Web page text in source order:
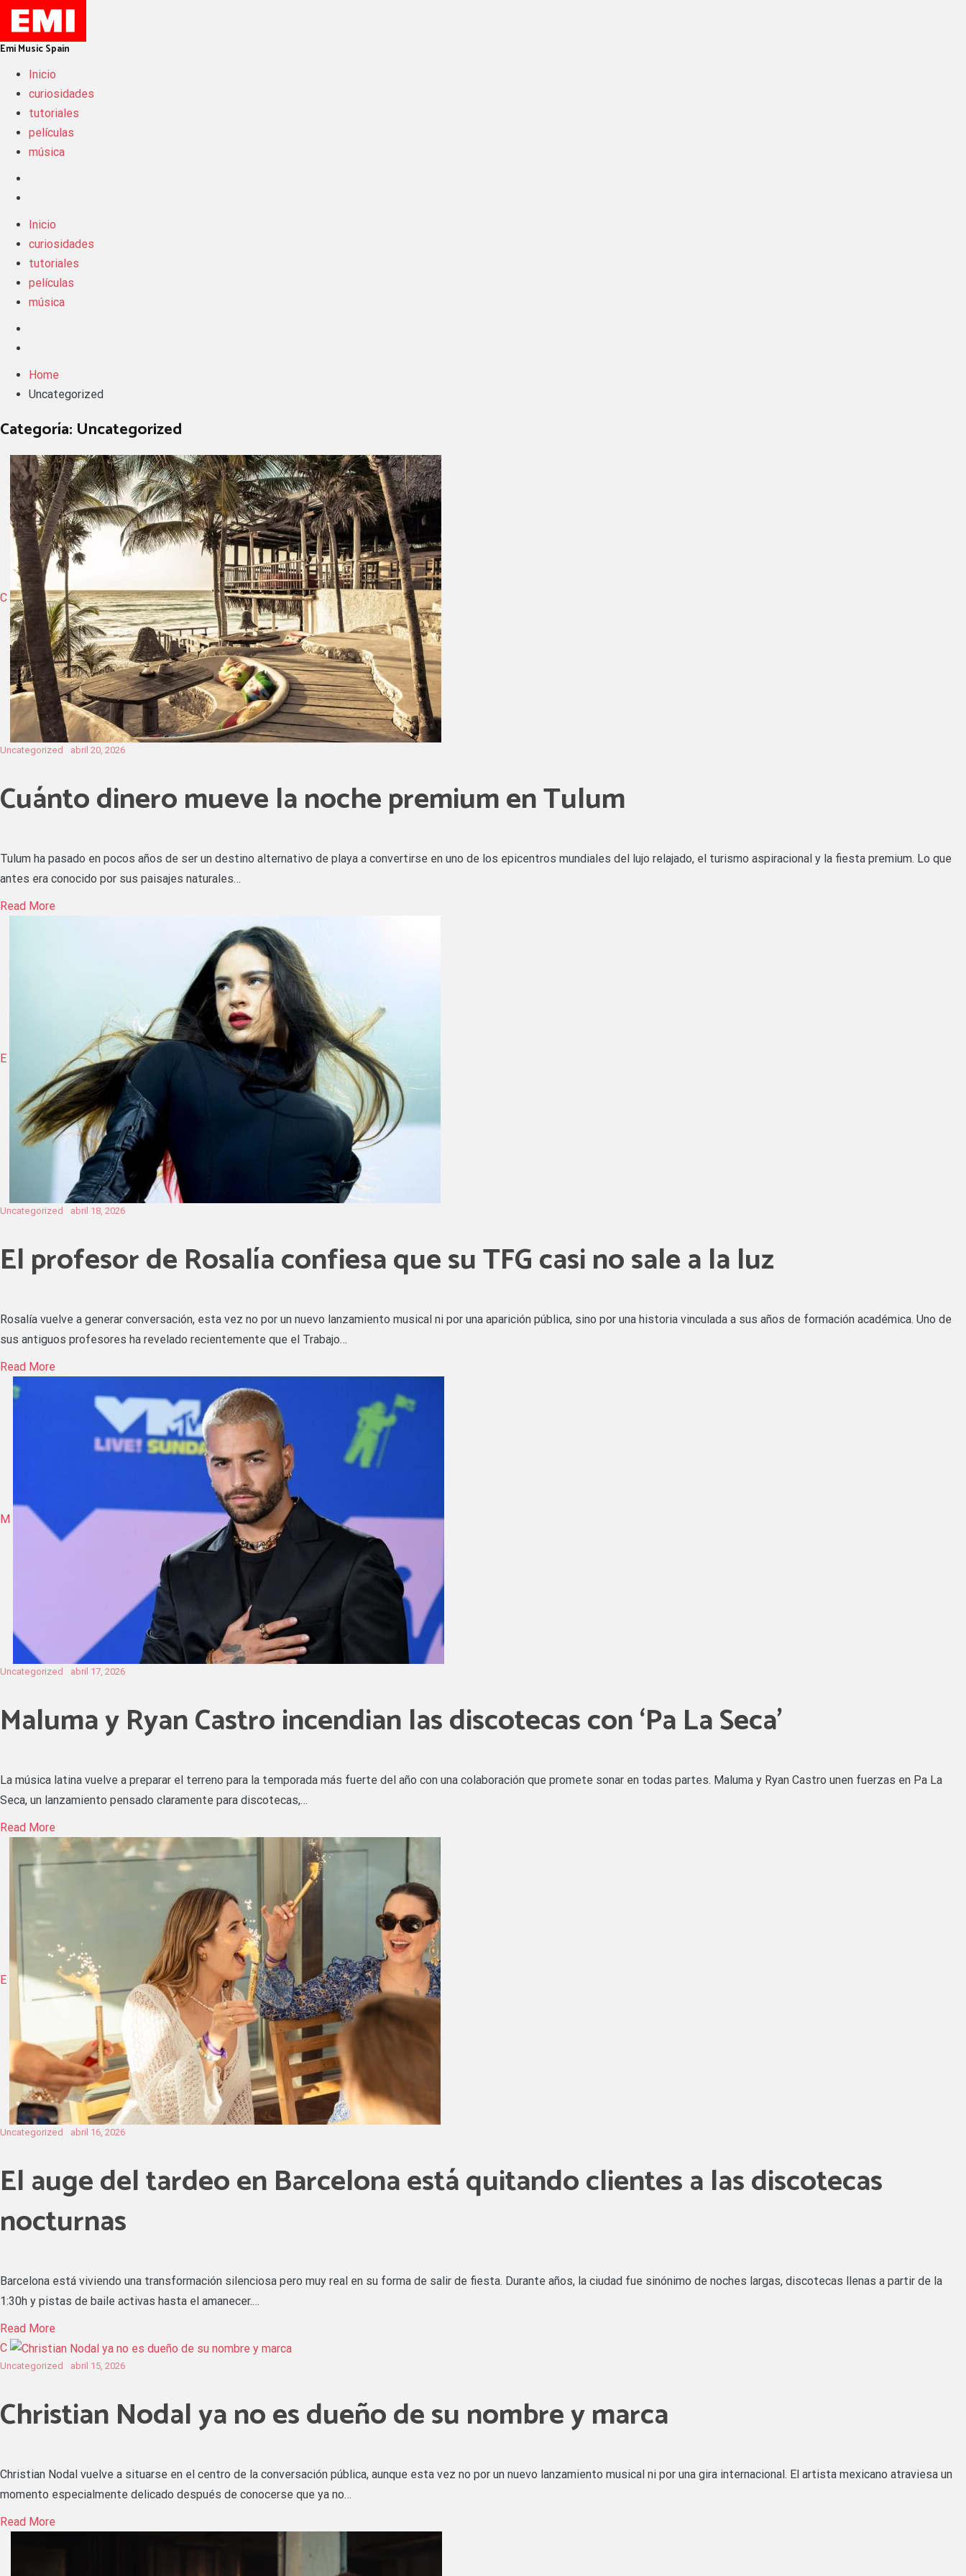
Skip
content
Emi Music Spain
Inicio
curiosidades
tutoriales
películas
música
Inicio
curiosidades
tutoriales
películas
música
Home
Uncategorized
Categoría: Uncategorized
C
Uncategorized abril 20, 2026
Cuánto dinero mueve la noche premium en Tulum
Tulum ha pasado en pocos años de ser un destino alternativo de playa a convertirse en uno de los epicentros mundiales del lujo relajado, el turismo aspiracional y la fiesta premium. Lo que
antes era conocido por sus paisajes naturales…
Read More
E
Uncategorized abril 18, 2026
El profesor de Rosalía confiesa que su TFG casi no sale a la luz
Rosalía vuelve a generar conversación, esta vez no por un nuevo lanzamiento musical ni por una aparición pública, sino por una historia vinculada a sus años de formación académica. Uno de
sus antiguos profesores ha revelado recientemente que el Trabajo…
Read More
M
Uncategorized abril 17, 2026
Maluma y Ryan Castro incendian las discotecas con ‘Pa La Seca’
La música latina vuelve a preparar el terreno para la temporada más fuerte del año con una colaboración que promete sonar en todas partes. Maluma y Ryan Castro unen fuerzas en Pa La
Seca, un lanzamiento pensado claramente para discotecas,…
Read More
E
Uncategorized abril 16, 2026
El auge del tardeo en Barcelona está quitando clientes a las discotecas
nocturnas
Barcelona está viviendo una transformación silenciosa pero muy real en su forma de salir de fiesta. Durante años, la ciudad fue sinónimo de noches largas, discotecas llenas a partir de la
1:30h y pistas de baile activas hasta el amanecer.…
Read More
C
Uncategorized abril 15, 2026
Christian Nodal ya no es dueño de su nombre y marca
Christian Nodal vuelve a situarse en el centro de la conversación pública, aunque esta vez no por un nuevo lanzamiento musical ni por una gira internacional. El artista mexicano atraviesa un
momento especialmente delicado después de conocerse que ya no…
Read More